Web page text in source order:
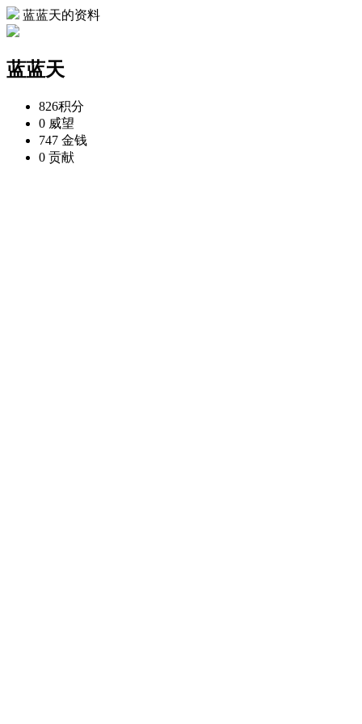
蓝蓝天的资料
蓝蓝天
826积分
0 威望
747 金钱
0 贡献